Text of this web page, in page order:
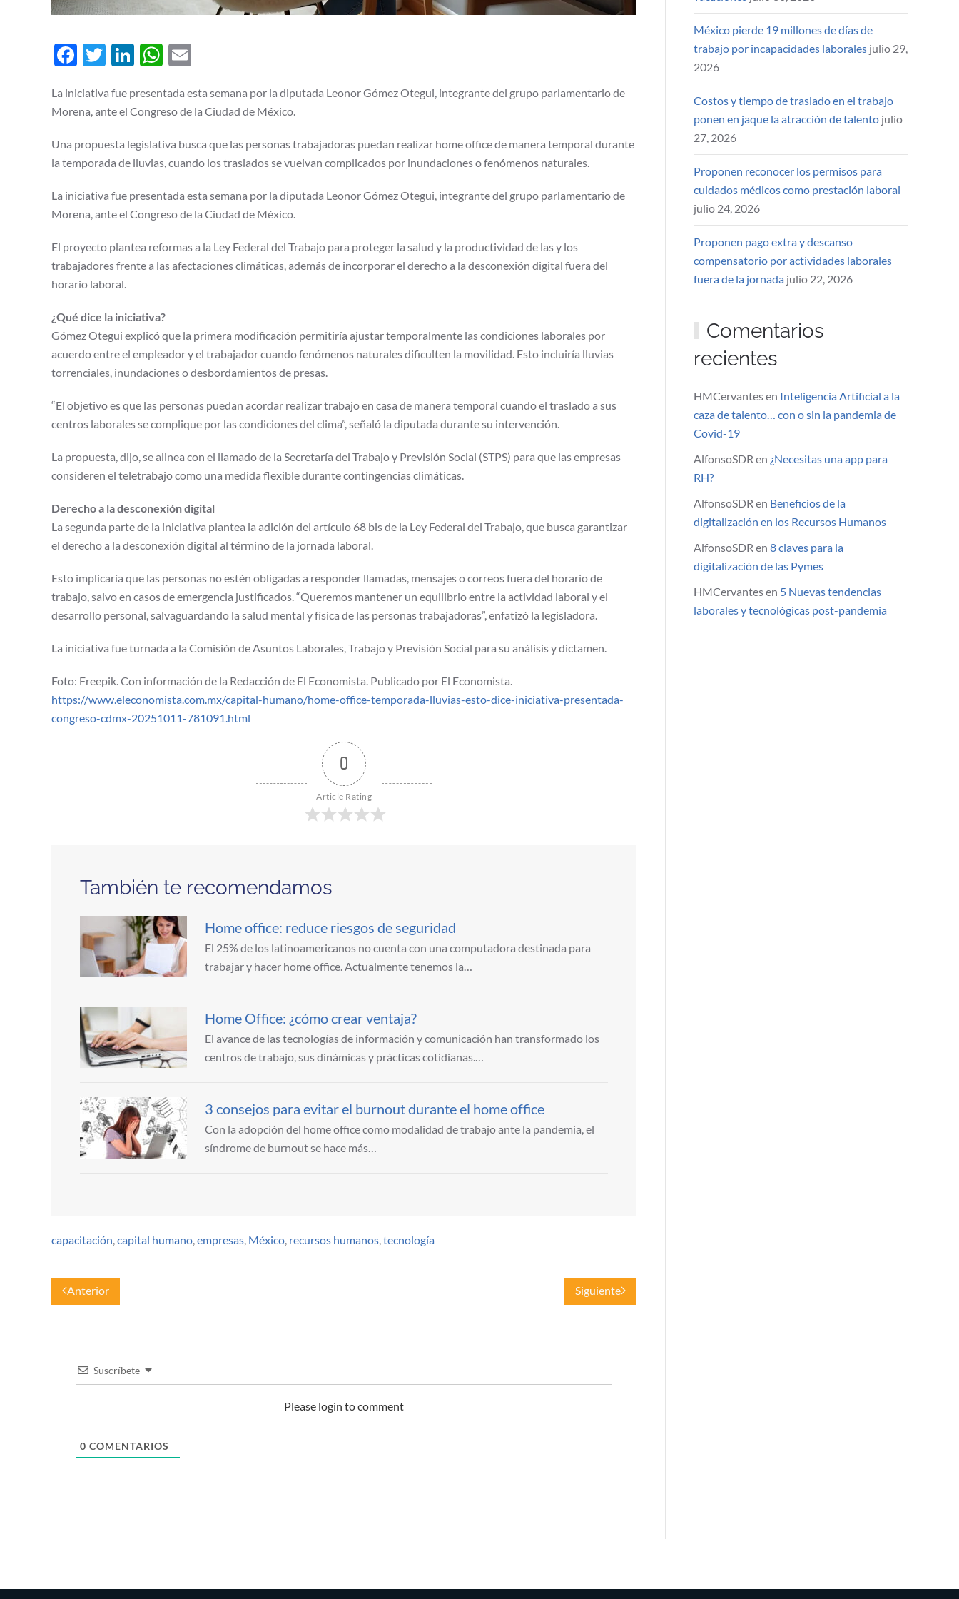
Facebook
Twitter
LinkedIn
WhatsApp
La iniciativa fue presentada esta semana por la diputada Leonor Gómez Otegui, integrante del grupo parlamentario de
Morena, ante el Congreso de la Ciudad de México.
Una propuesta legislativa busca que las personas trabajadoras puedan realizar home office de manera temporal durante
la temporada de lluvias, cuando los traslados se vuelvan complicados por inundaciones o fenómenos naturales.
La iniciativa fue presentada esta semana por la diputada Leonor Gómez Otegui, integrante del grupo parlamentario de
Morena, ante el Congreso de la Ciudad de México.
El proyecto plantea reformas a la Ley Federal del Trabajo para proteger la salud y la productividad de las y los
trabajadores frente a las afectaciones climáticas, además de incorporar el derecho a la desconexión digital fuera del
horario laboral.
¿Qué dice la iniciativa?
Gómez Otegui explicó que la primera modificación permitiría ajustar temporalmente las condiciones laborales por
acuerdo entre el empleador y el trabajador cuando fenómenos naturales dificulten la movilidad. Esto incluiría lluvias
torrenciales, inundaciones o desbordamientos de presas.
“El objetivo es que las personas puedan acordar realizar trabajo en casa de manera temporal cuando el traslado a sus
centros laborales se complique por las condiciones del clima”, señaló la diputada durante su intervención.
La propuesta, dijo, se alinea con el llamado de la Secretaría del Trabajo y Previsión Social (STPS) para que las empresas
consideren el teletrabajo como una medida flexible durante contingencias climáticas.
Derecho a la desconexión digital
La segunda parte de la iniciativa plantea la adición del artículo 68 bis de la Ley Federal del Trabajo, que busca garantizar
el derecho a la desconexión digital al término de la jornada laboral.
Esto implicaría que las personas no estén obligadas a responder llamadas, mensajes o correos fuera del horario de
trabajo, salvo en casos de emergencia justificados. “Queremos mantener un equilibrio entre la actividad laboral y el
desarrollo personal, salvaguardando la salud mental y física de las personas trabajadoras”, enfatizó la legisladora.
La iniciativa fue turnada a la Comisión de Asuntos Laborales, Trabajo y Previsión Social para su análisis y dictamen.
Foto: Freepik. Con información de la Redacción de El Economista. Publicado por El Economista.
https://www.eleconomista.com.mx/capital-humano/home-office-temporada-lluvias-esto-dice-iniciativa-presentada-
congreso-cdmx-20251011-781091.html
0
Article Rating
También te recomendamos
Home office: reduce riesgos de seguridad
El 25% de los latinoamericanos no cuenta con una computadora destinada para
trabajar y hacer home office. Actualmente tenemos la…
Home Office: ¿cómo crear ventaja?
El avance de las tecnologías de información y comunicación han transformado los
centros de trabajo, sus dinámicas y prácticas cotidianas.…
3 consejos para evitar el burnout durante el home office
Con la adopción del home office como modalidad de trabajo ante la pandemia, el
síndrome de burnout se hace más…
capacitación,capital humano,empresas, México, recursos humanos,tecnología
Anterior Siguiente
Suscríbete
Please login to comment
0 COMENTARIOS
México pierde 19 millones de días de
trabajo por incapacidades laborales julio 29,
2026
Costos y tiempo de traslado en el trabajo
ponen en jaque la atracción de talento julio
27, 2026
Proponen reconocer los permisos para
cuidados médicos como prestación laboral
julio 24, 2026
Proponen pago extra y descanso
compensatorio por actividades laborales
fuera de la jornada julio 22, 2026
Comentarios
recientes
HMCervantesen Inteligencia Artificial a la
caza de talento… con o sin la pandemia de
Covid-19
AlfonsoSDR en ¿Necesitas una app para
RH?
AlfonsoSDR en Beneficios de la
digitalización en los Recursos Humanos
AlfonsoSDR en 8 claves para la
digitalización de las Pymes
HMCervantesen 5 Nuevas tendencias
laborales y tecnológicas post-pandemia